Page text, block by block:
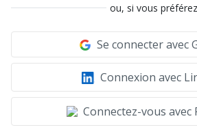
ou, si vous préférez
Se connecter avec
Connexion avec
Connectez-vous avec